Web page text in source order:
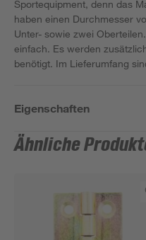
Sportequipment, denn das
haben einen Durchmesser
Unter- sowie zwei
einfach. Es werden
benötigt. Im Lieferumfang
Eigenschaften
Ähnliche